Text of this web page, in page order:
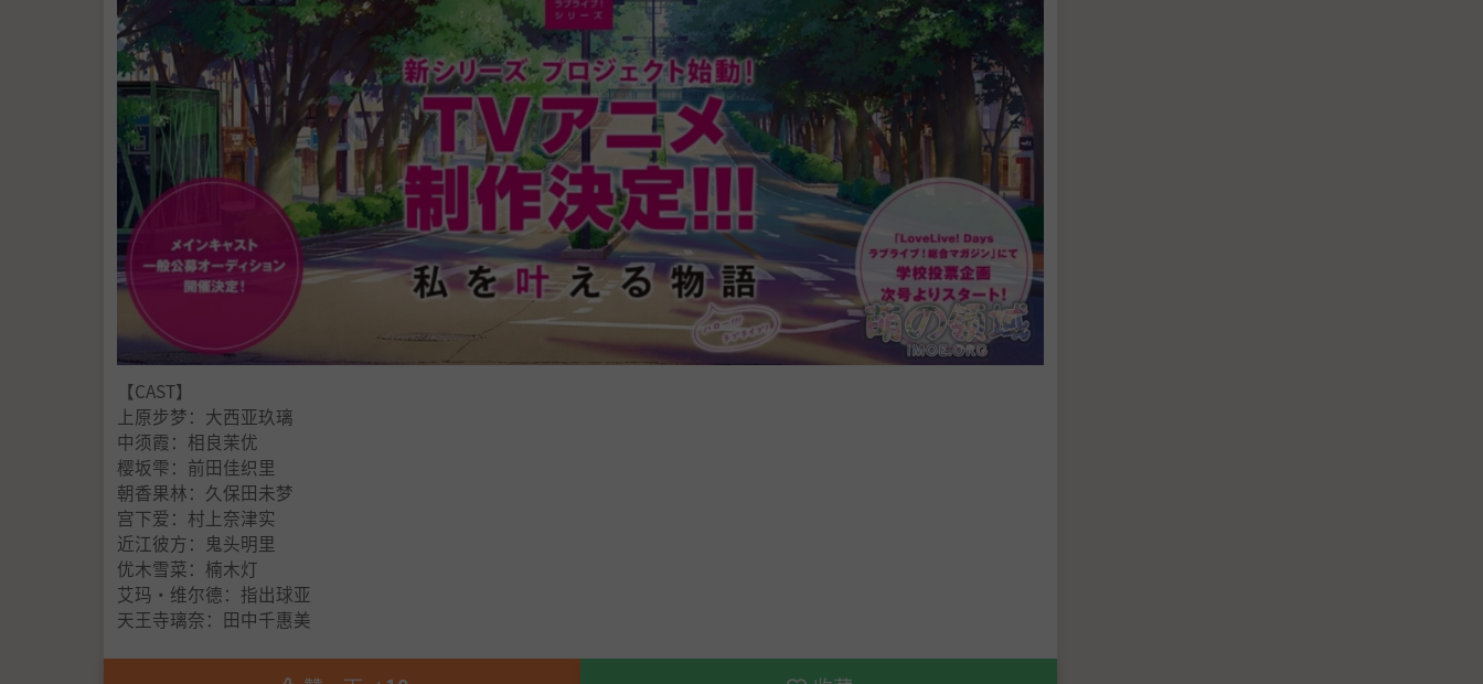
【CAST】
上原步梦：大西亚玖璃
中须霞：相良茉优
樱坂雫：前田佳织里
朝香果林：久保田未梦
宫下爱：村上奈津实
近江彼方：鬼头明里
优木雪菜：楠木灯
艾玛·维尔德：指出球亚
天王寺璃奈：田中千惠美